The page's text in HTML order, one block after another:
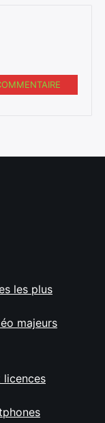
les plus
majeurs
licences